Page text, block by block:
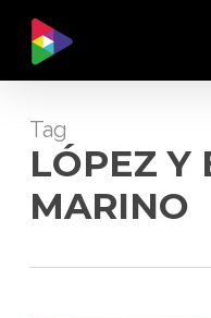
main
Tag
LÓPEZ Y
MARINO